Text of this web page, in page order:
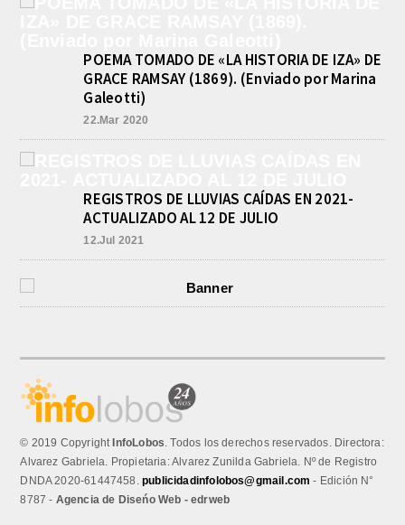
POEMA TOMADO DE «LA HISTORIA DE IZA» DE
GRACE RAMSAY (1869). (Enviado por Marina
Galeotti)
22.Mar 2020
REGISTROS DE LLUVIAS CAÍDAS EN 2021-
ACTUALIZADO AL 12 DE JULIO
12.Jul 2021
© 2019 CopyrightInfoLobos. Todos los derechos reservados. Directora:
Alvarez Gabriela. Propietaria: Alvarez Zunilda Gabriela. Nº de Registro
DNDA 2020-61447458.publicidadinfolobos@gmail.com - Edición N°
8787 - Agencia de Diseńo Web - edrweb